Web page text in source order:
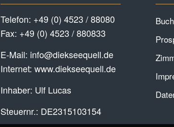
Telefon: +49 (0) 4523 / 88080
Fax: +49 (0) 4523 / 880833
E-Mail: info@diekseequell.de
Internet: www.diekseequell.de
Inhaber: Ulf Lucas
Steuernr.: DE2315103154